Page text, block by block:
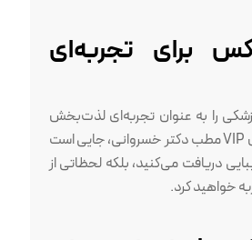
برای تجربه‌ای
را به عنوان تجربه‌ای لذت‌بخش
تصور کرده‌اید؟ بخش VIP مطب دکتر خسروانی، جایی است
دریافت می‌کنید، بلکه لحظاتی از
خواهید کرد.